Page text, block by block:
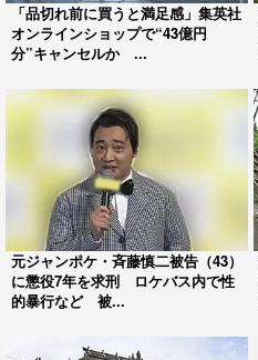
「品切れ前に買うと満足感」集英社
オンラインショップで“43億円
分”キャンセルか ...
元ジャンポケ・斉藤慎二被告（43）
に懲役7年を求刑 ロケバス内で性
的暴行など 被...